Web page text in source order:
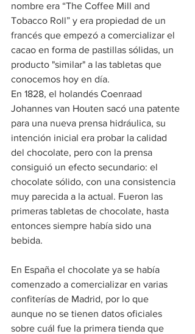
nombre era “The Coffee Mill and
Tobacco Roll” y era propiedad de un
francés que empezó a comercializar el
cacao en forma de pastillas sólidas, un
producto "similar" a las tabletas que
conocemos hoy en día.
En 1828, el holandés Coenraad
Johannes van Houten sacó una patente
para una nueva prensa hidráulica, su
intención inicial era probar la calidad
del chocolate, pero con la prensa
consiguió un efecto secundario: el
chocolate sólido, con una consistencia
muy parecida a la actual. Fueron las
primeras tabletas de chocolate, hasta
entonces siempre había sido una
bebida.
En España el chocolate ya se había
comenzado a comercializar en varias
confiterías de Madrid, por lo que
aunque no se tienen datos oficiales
sobre cuál fue la primera tienda que